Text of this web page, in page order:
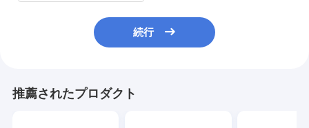
続行
推薦されたプロダクト